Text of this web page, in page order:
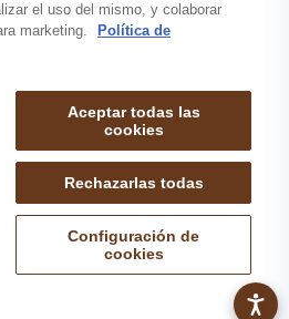
Contacto
S.A. de C.V. TODOS LOS DERECHOS
RESERVADOS.
el uso del mismo, y colaborar
marketing.
Política de
Aceptar todas las
cookies
Rechazarlas todas
Configuración de
cookies